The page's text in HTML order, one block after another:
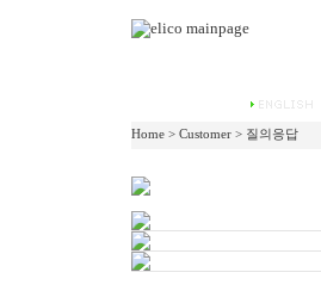
Home > Customer > 질의응답